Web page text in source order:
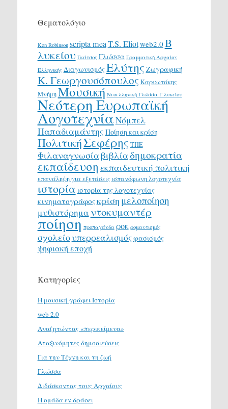
Θεματολόγιο
Ken Robinson scripta meaT.S. Eliotweb2.0 Β
λυκείου Γκάτσος Γλώσσα Γραμματική Αρχαίας
Ελληνικής ΔιαγωνισμόςΕλύτης Ζωγραφική
Κ. Γεωργουσόπουλος Καρυωτάκης
ΜνήμηΜουσική Νεοελληνική Γλώσσα Γ λυκείου
Νεότερη Ευρωπαϊκή
ΛογοτεχνίαΝόμπελ
Παπαδιαμάντης Ποίηση και κρίση
ΠολιτικήΣεφέρης ΤΠΕ
Φιλαναγνωσίαβιβλίαδημοκρατία
εκπαίδευση εκπαιδευτική πολιτική
επανάληψη για εξετάσεις ισπανόφωνη λογοτεχνία
ιστορία ιστορία της λογοτεχνίας
κινηματογράφοςκρίση μελοποίηση
μυθιστόρημα ντοκυμαντέρ
ποίηση προπαγάνδα ροκ ρομαντισμός
σχολείουπερρεαλισμόςφασισμός
ψηφιακή εποχή
Κατηγορίες
H μουσική γράφει Ιστορία
web 2.0
Αναζητώντας «περικείμενα»
Αταξινόμητες δημοσιεύσεις
Για την Τέχνη και τη ζωή
Γλώσσα
Διδάσκοντας τους Αρχαίους
Η ομάδα εν δράσει